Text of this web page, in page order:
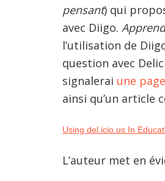
pensant) qui
avec Diigo.
l’utilisation de
question avec
signalerai une page
ainsi qu’un article
Using del.icio.us In
L’auteur met en